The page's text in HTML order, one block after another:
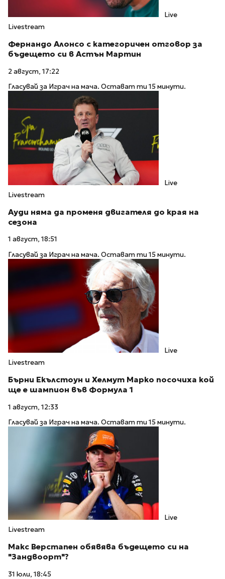
Live
Livestream
Фернандо Алонсо с категоричен отговор за
бъдещето си в Астън Мартин
2 август, 17:22
Гласувай за Играч на мача. Остават ти 15 минути.
Live
Livestream
Ауди няма да променя двигателя до края на
сезона
1 август, 18:51
Гласувай за Играч на мача. Остават ти 15 минути.
Live
Livestream
Бърни Екълстоун и Хелмут Марко посочиха кой
ще е шампион във Формула 1
1 август, 12:33
Гласувай за Играч на мача. Остават ти 15 минути.
Live
Livestream
Макс Верстапен обявява бъдещето си на
"Зандвоорт"?
31 юли, 18:45